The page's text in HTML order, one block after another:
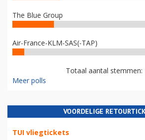
The Blue Group
Air-France-KLM-SAS(-TAP)
Totaal aantal stemmen:
Meer polls
VOORDELIGE
TUI vliegtickets